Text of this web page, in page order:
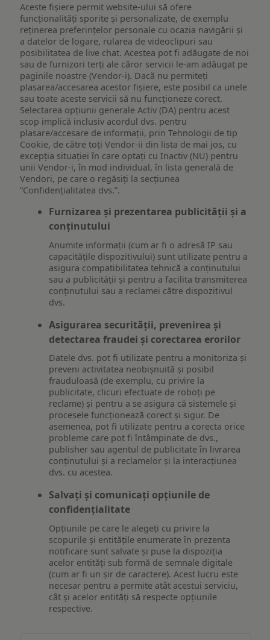
Aceste fișiere permit website-ului să ofere
funcționalități sporite și personalizate, de exemplu
reţinerea preferinţelor personale cu ocazia navigării și
a datelor de logare, rularea de videoclipuri sau
posibilitatea de live chat. Acestea pot fi adăugate de noi
sau de furnizori terți ale căror servicii le-am adăugat pe
paginile noastre (Vendor-i). Dacă nu permiteți
plasarea/accesarea acestor fișiere, este posibil ca unele
sau toate aceste servicii să nu funcționeze corect.
Selectarea opțiunii generale Activ (DA) pentru acest
scop implică inclusiv acordul dvs. pentru
plasare/accesare de informații, prin Tehnologii de tip
Cookie, de către toți Vendor-ii din lista de mai jos, cu
excepția situației în care optați cu Inactiv (NU) pentru
unii Vendor-i, în mod individual, în lista generală de
Vendori, pe care o regăsiți la secțiunea
“Confidențialitatea dvs.”.
Furnizarea și prezentarea publicității și a
conținutului
Anumite informații (cum ar fi o adresă IP sau
capacitățile dispozitivului) sunt utilizate pentru a
asigura compatibilitatea tehnică a conținutului
sau a publicității și pentru a facilita transmiterea
conținutului sau a reclamei către dispozitivul
dvs.
Asigurarea securității, prevenirea și
detectarea fraudei și corectarea erorilor
Datele dvs. pot fi utilizate pentru a monitoriza și
preveni activitatea neobișnuită și posibil
frauduloasă (de exemplu, cu privire la
publicitate, clicuri efectuate de roboți pe
reclame) și pentru a se asigura că sistemele și
procesele funcționează corect și sigur. De
asemenea, pot fi utilizate pentru a corecta orice
probleme care pot fi întâmpinate de dvs.,
publisher sau agentul de publicitate în livrarea
conținutului și a reclamelor și la interacțiunea
dvs. cu acestea.
Salvați și comunicați opțiunile de
confidențialitate
Opțiunile pe care le alegeți cu privire la
scopurile și entitățile enumerate în prezenta
notificare sunt salvate și puse la dispoziția
acelor entități sub formă de semnale digitale
(cum ar fi un șir de caractere). Acest lucru este
necesar pentru a permite atât acestui serviciu,
cât și acelor entități să respecte opțiunile
respective.